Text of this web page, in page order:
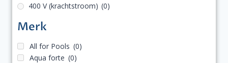
400 V (krachtstroom) (0)
Merk
All for Pools (0)
Aqua forte (0)